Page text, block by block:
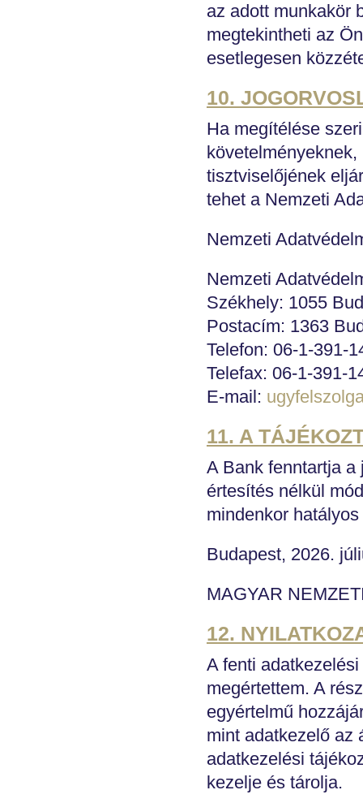
az adott munkakör
megtekintheti az
esetlegesen
10.
Ha megítélése
tisztviselőjének
tehet a Nemzeti
Nemzeti
Nemzeti
Székhely: 1055
Postacím: 1363
Telefon: 06-1-391-
Telefax: 06-1-391-
E-mail:
11. A
A Bank fenntartja a
értesítés nélkül
mindenkor
Budapest, 2026.
MAGYAR
12.
A fenti
megértettem. A
egyértelmű
mint adatkezelő az
adatkezelési
kezelje és tárolja.